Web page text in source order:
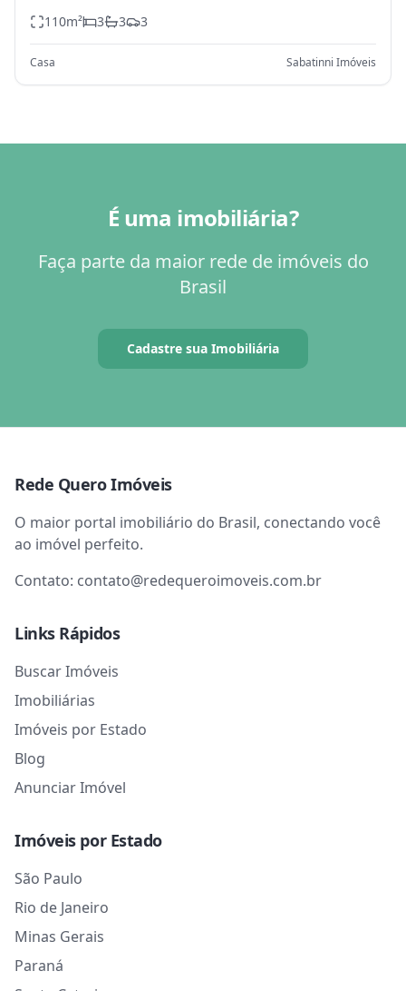
110m² 3 3 3
Casa Sabatinni Imóveis
É uma imobiliária?
Faça parte da maior rede de imóveis do
Brasil
Cadastre sua Imobiliária
Rede Quero Imóveis
O maior portal imobiliário do Brasil, conectando você
ao imóvel perfeito.
Contato: contato@redequeroimoveis.com.br
Links Rápidos
Buscar Imóveis
Imobiliárias
Imóveis por Estado
Blog
Anunciar Imóvel
Imóveis por Estado
São Paulo
Rio de Janeiro
Minas Gerais
Paraná